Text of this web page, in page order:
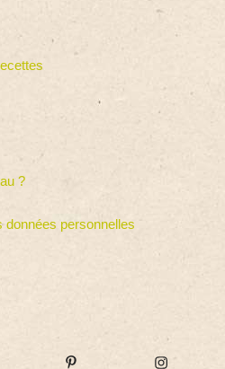
?
données personnelles